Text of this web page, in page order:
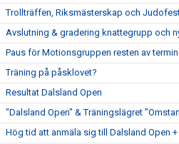
Trollträffen, Riksmästerskap och
Avslutning & gradering knattegrupp och
Paus för Motionsgruppen resten av
Träning på påsklovet?
Resultat Dalsland Open
"Dalsland Open" & Träningslägret
Hög tid att anmäla sig till Dalsland Open